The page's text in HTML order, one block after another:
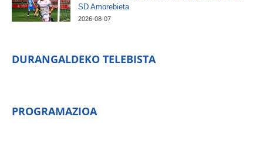
SD Amorebieta
2026-08-07
DURANGALDEKO TELEBISTA
PROGRAMAZIOA